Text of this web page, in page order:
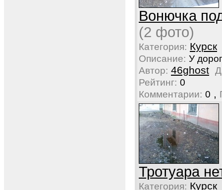
Вонючка
(2 фото)
Категория: Курск
Описание: У
Автор: 46ghost
Рейтинг: 0
Комментарии: 0 ,
Тротуара
Категория: Курск